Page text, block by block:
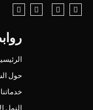
حول
خدماتنا
النمل